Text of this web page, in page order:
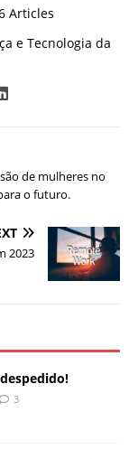
Articles
e Tecnologia da
de mulheres no
o futuro.
2023
3